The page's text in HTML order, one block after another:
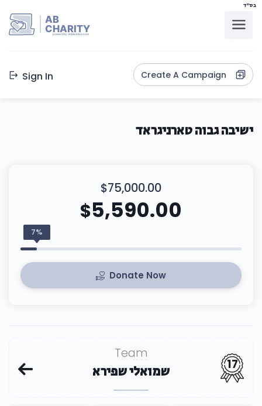
בס"ד
AB
CHARITY
powerd by ahblicklive.com
Sign In Create A Campaign
ישיבה גבוה טארניגראד
$75,000.00
$5,590.00
7%
Donate Now
Team
שמואלי שפירא 17